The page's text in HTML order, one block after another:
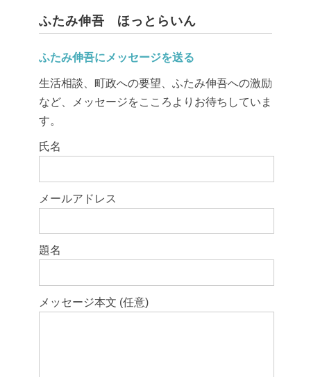
ふたみ伸吾 ほっとらいん
ふたみ伸吾にメッセージを送る
生活相談、町政への要望、ふたみ伸吾への激励
など、メッセージをこころよりお待ちしていま
す。
このフィールドは空のままにしてください。
氏名
メールアドレス
題名
メッセージ本文 (任意)